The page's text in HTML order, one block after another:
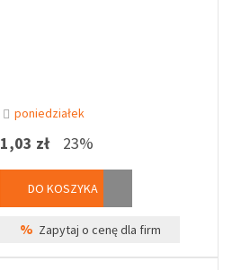
poniedziałek
1,03 zł 23%
DO KOSZYKA
% Zapytaj o cenę dla firm